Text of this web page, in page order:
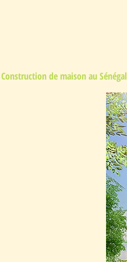
Construction de maison au Sénégal